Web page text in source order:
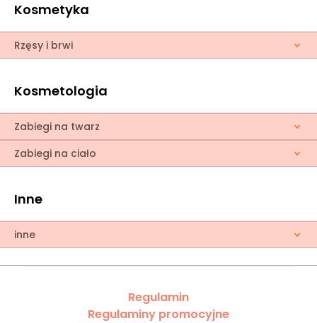
Kosmetyka
Rzęsy i brwi
Kosmetologia
Zabiegi na twarz
Zabiegi na ciało
Inne
inne
Regulamin
Regulaminy promocyjne